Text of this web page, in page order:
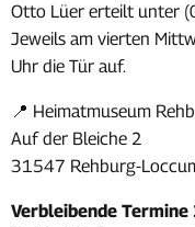
Otto Lüer erteilt unter
Jeweils am vierten
Uhr die Tür auf.
📍 Heimatmuseum
Auf der Bleiche 2
31547 Rehburg-
Verbleibende Termine